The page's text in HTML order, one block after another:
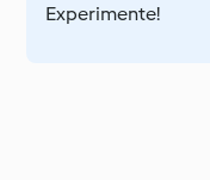
Experimente!